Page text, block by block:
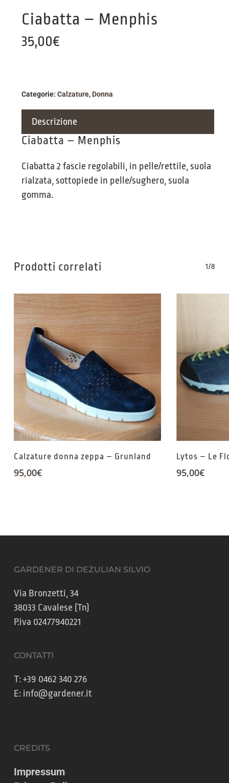
Ciabatta – Menphis
35,00€
Categorie: Calzature, Donna
Descrizione
Ciabatta – Menphis
Ciabatta 2 fascie regolabili, in pelle/rettile, suola
rialzata, sottopiede in pelle/sughero, suola
gomma.
Prodotti correlati 1/8
Calzature donna zeppa – Grunland
95,00€
Lytos – Le
95,00€
GARDENER DI DEZULIAN SILVIO
Via Bronzetti, 34
38033 Cavalese (Tn)
P.iva 02477940221
CONTATTI
T:+39 0462 340 276
E: info@gardener.it
CREDITS
Impressum